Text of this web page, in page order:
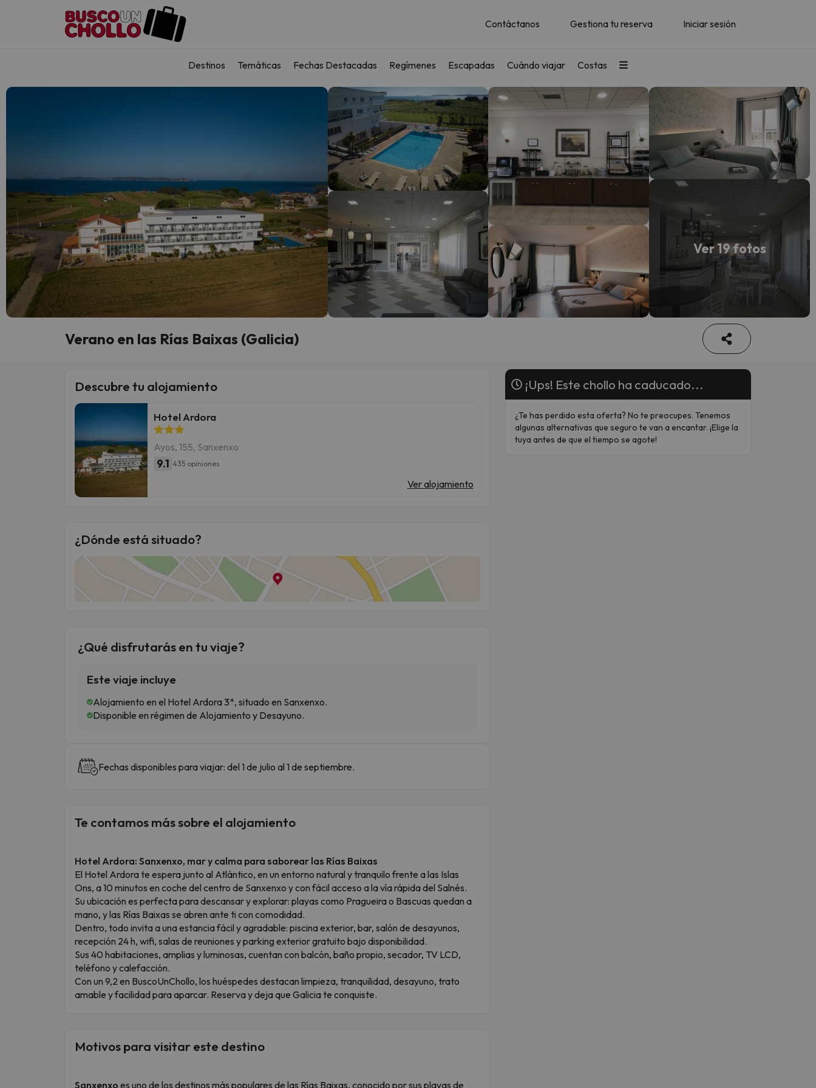
Contáctanos Gestiona tu reserva Iniciar sesión
Destinos Temáticas Fechas Destacadas Regímenes Escapadas Cuándo viajar Costas
Ver 19 fotos
Verano en las Rías Baixas (Galicia)
Descubre tu alojamiento
Hotel Ardora
Ayos, 155, Sanxenxo
9.1 435 opiniones
Ver alojamiento
¿Dónde está situado?
¿Qué disfrutarás en tu viaje?
Este viaje incluye
Alojamiento en el Hotel Ardora 3*, situado en Sanxenxo.
Disponible en régimen de Alojamiento y Desayuno.
Fechas disponibles para viajar: del 1 de julio al 1 de septiembre.
Te contamos más sobre el alojamiento
Hotel Ardora: Sanxenxo, mar y calma para saborear las Rías Baixas
El Hotel Ardora te espera junto al Atlántico, en un entorno natural y tranquilo frente a las Islas
Ons, a 10 minutos en coche del centro de Sanxenxo y con fácil acceso a la vía rápida del Salnés.
Su ubicación es perfecta para descansar y explorar: playas como Pragueira o Bascuas quedan a
mano, y las Rías Baixas se abren ante ti con comodidad.
Dentro, todo invita a una estancia fácil y agradable: piscina exterior, bar, salón de desayunos,
recepción 24 h, wifi, salas de reuniones y parking exterior gratuito bajo disponibilidad.
Sus 40 habitaciones, amplias y luminosas, cuentan con balcón, baño propio, secador, TV LCD,
teléfono y calefacción.
Con un 9,2 en BuscoUnChollo, los huéspedes destacan limpieza, tranquilidad, desayuno, trato
amable y facilidad para aparcar. Reserva y deja que Galicia te conquiste.
Motivos para visitar este destino
Sanxenxo es uno de los destinos más populares de las Rías Baixas, conocido por sus playas de
¡Ups! Este chollo ha caducado...
¿Te has perdido esta oferta? No te preocupes. Tenemos
algunas alternativas que seguro te van a encantar. ¡Elige la
tuya antes de que el tiempo se agote!